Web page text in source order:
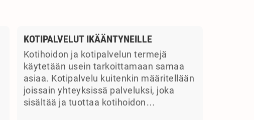
KOTIPALVELUT IKÄÄNTYNEILLE
Kotihoidon ja kotipalvelun termejä
käytetään usein tarkoittamaan samaa
asiaa. Kotipalvelu kuitenkin määritellään
joissain yhteyksissä palveluksi, joka
sisältää ja tuottaa kotihoidon…